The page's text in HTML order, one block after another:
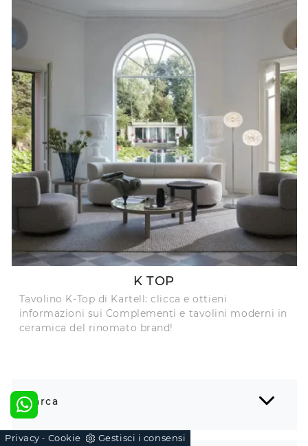
Marca
K TOP
Tavolino K-Top di Kartell: clicca e ottieni
informazioni sui Complementi e tavolini moderni in
ceramica del rinomato brand!
Privacy - Cookie Gestisci i consensi